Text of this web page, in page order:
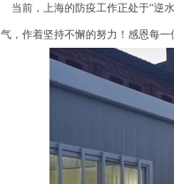
当前，上海的防疫工作正处于“逆
气，作着坚持不懈的努力！感恩每